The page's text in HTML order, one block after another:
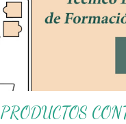
WhatsApp y seguir a
variedad de material
PRODUCTOS